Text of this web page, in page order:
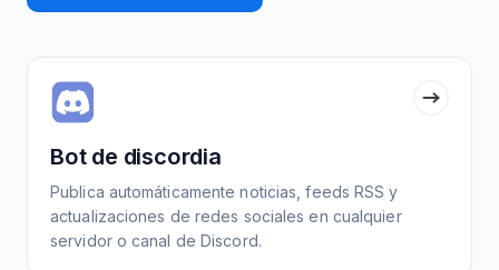
Bot de discordia
Publica automáticamente noticias, feeds RSS y
actualizaciones de redes sociales en cualquier
servidor o canal de Discord.